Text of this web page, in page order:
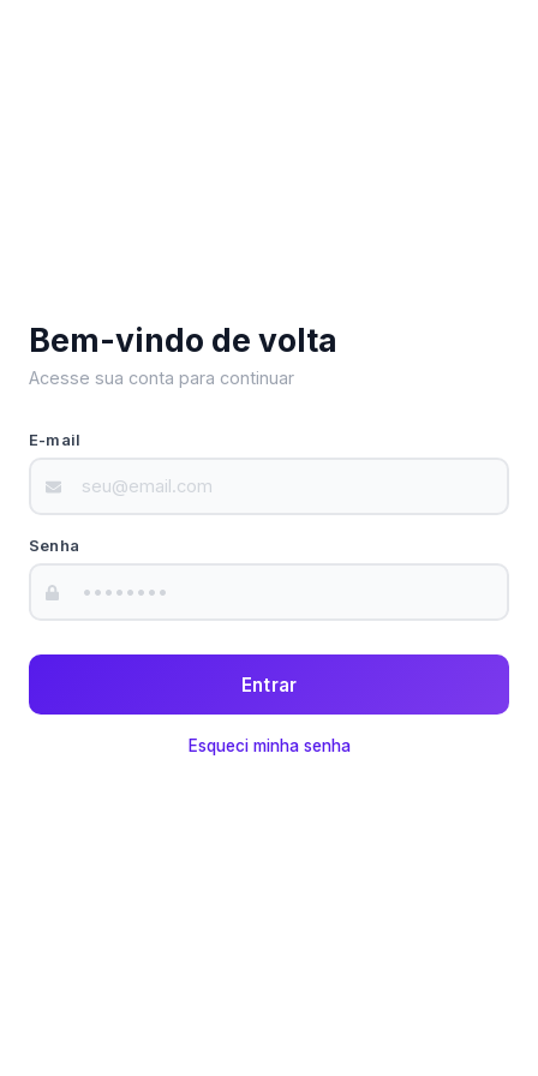
Bem-vindo de volta
Acesse sua conta para continuar
E-mail
Senha
Entrar
Esqueci minha senha